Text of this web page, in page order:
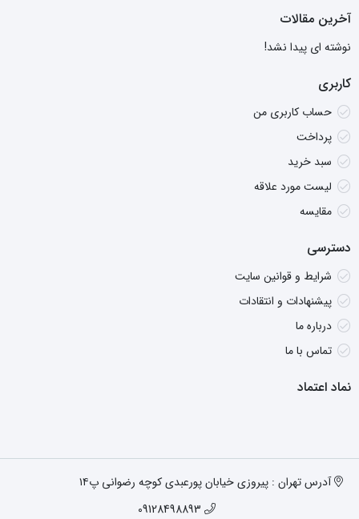
آخرین مقالات
نوشته ای پیدا نشد!
کاربری
حساب کاربری من
پرداخت
سبد خرید
لیست مورد علاقه
مقایسه
دسترسی
شرایط و قوانین سایت
پیشنهادات و انتقادات
درباره ما
تماس با ما
نماد اعتماد
آدرس تهران : پیروزی خیابان پورعبدی کوچه رضوانی پ۱۴
09128498893